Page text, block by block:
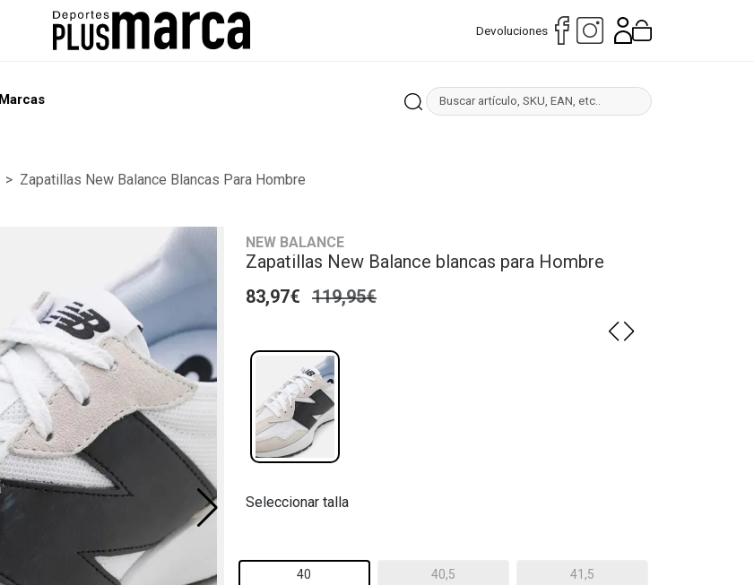
Devoluciones
Marcas
Zapatillas New Balance Blancas Para Hombre
NEW BALANCE
Zapatillas New Balance blancas para Hombre
83,97€ 119,95€
Seleccionar talla
40 40,5 41,5